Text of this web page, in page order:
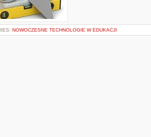
NOWOCZESNE TECHNOLOGIE W EDUKACJI